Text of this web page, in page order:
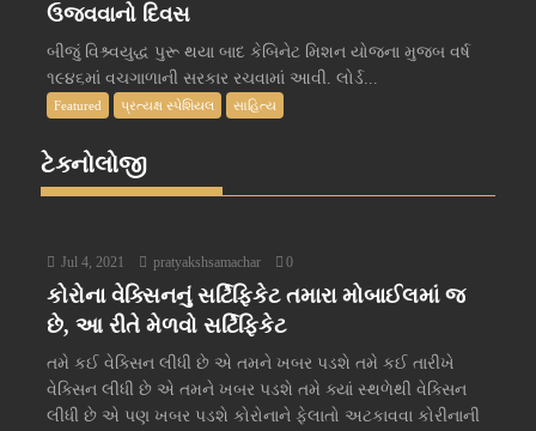
ઉજવવાનો દિવસ
બીજું વિશ્ર્વયુદ્ધ પુરૂ થયા બાદ કેબિનેટ મિશન યોજના મુજબ વર્ષ
૧૯૪૬માં વચગાળાની સરકાર રચવામાં આવી. લોર્ડ...
Featured પ્રત્યક્ષ સ્પેશિયલ સાહિત્ય
ટેક્નોલોજી
Jul 4, 2021 pratyakshsamachar 0
કોરોના વેક્સિનનું સર્ટિફિકેટ તમારા મોબાઈલમાં જ
છે, આ રીતે મેળવો સર્ટિફિકેટ
તમે કઈ વેક્સિન લીધી છે એ તમને ખબર પડશે તમે કઈ તારીખે
વેક્સિન લીધી છે એ તમને ખબર પડશે તમે ક્યાં સ્થળેથી વેક્સિન
લીધી છે એ પણ ખબર પડશે કોરોનાને ફેલાતો અટકાવવા કોરીનાની